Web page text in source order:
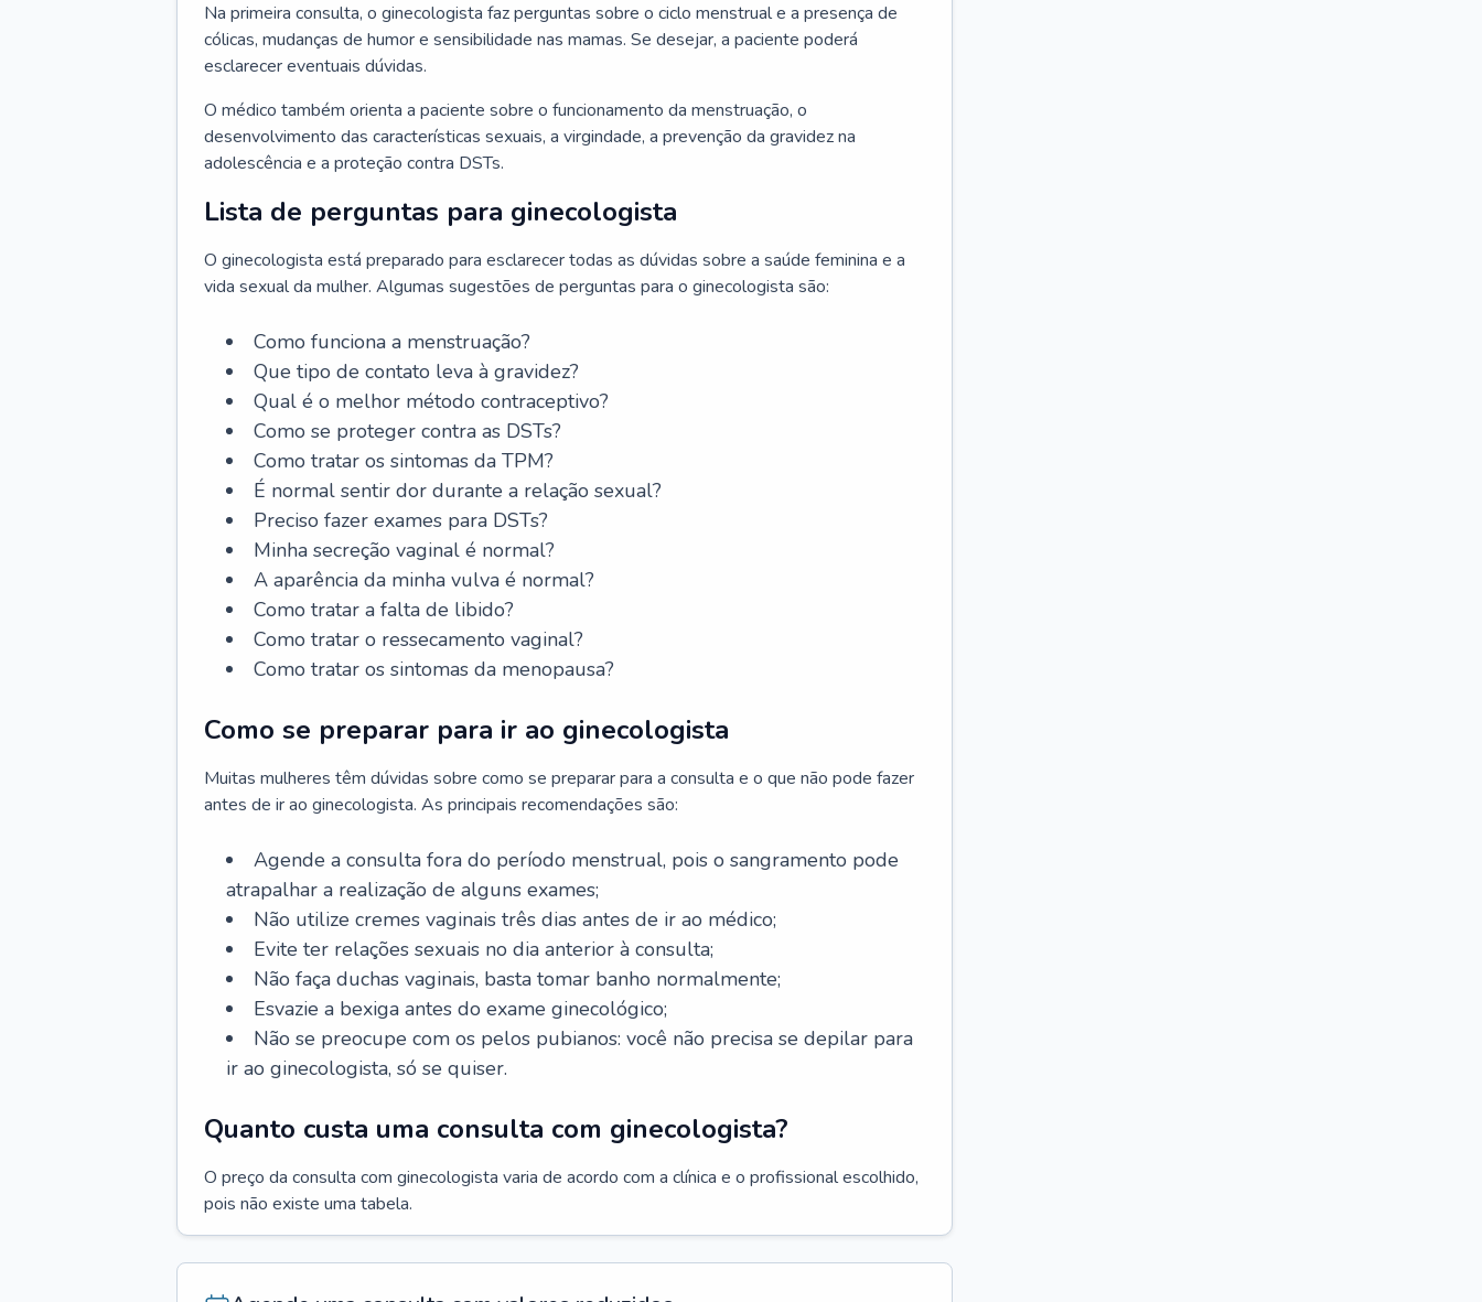
Na primeira consulta, o ginecologista faz perguntas sobre o ciclo menstrual e a presença de
cólicas, mudanças de humor e sensibilidade nas mamas. Se desejar, a paciente poderá
esclarecer eventuais dúvidas.
O médico também orienta a paciente sobre o funcionamento da menstruação, o
desenvolvimento das características sexuais, a virgindade, a prevenção da gravidez na
adolescência e a proteção contra DSTs.
Lista de perguntas para ginecologista
O ginecologista está preparado para esclarecer todas as dúvidas sobre a saúde feminina e a
vida sexual da mulher. Algumas sugestões de perguntas para o ginecologista são:
Como funciona a menstruação?
Que tipo de contato leva à gravidez?
Qual é o melhor método contraceptivo?
Como se proteger contra as DSTs?
Como tratar os sintomas da TPM?
É normal sentir dor durante a relação sexual?
Preciso fazer exames para DSTs?
Minha secreção vaginal é normal?
A aparência da minha vulva é normal?
Como tratar a falta de libido?
Como tratar o ressecamento vaginal?
Como tratar os sintomas da menopausa?
Como se preparar para ir ao ginecologista
Muitas mulheres têm dúvidas sobre como se preparar para a consulta e o que não pode fazer
antes de ir ao ginecologista. As principais recomendações são:
Agende a consulta fora do período menstrual, pois o sangramento pode
atrapalhar a realização de alguns exames;
Não utilize cremes vaginais três dias antes de ir ao médico;
Evite ter relações sexuais no dia anterior à consulta;
Não faça duchas vaginais, basta tomar banho normalmente;
Esvazie a bexiga antes do exame ginecológico;
Não se preocupe com os pelos pubianos: você não precisa se depilar para
ir ao ginecologista, só se quiser.
Quanto custa uma consulta com ginecologista?
O preço da consulta com ginecologista varia de acordo com a clínica e o profissional escolhido,
pois não existe uma tabela.